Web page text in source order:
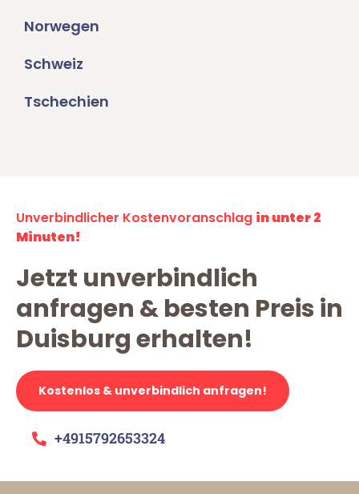
Norwegen
Schweiz
Tschechien
Unverbindlicher Kostenvoranschlag in unter 2
Minuten!
Jetzt unverbindlich
anfragen & besten Preis in
Duisburg erhalten!
Kostenlos & unverbindlich anfragen!
+4915792653324